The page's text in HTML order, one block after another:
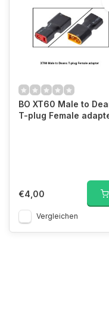
BO XT60 Male to
T-plug Female
€4,00
Vergleichen